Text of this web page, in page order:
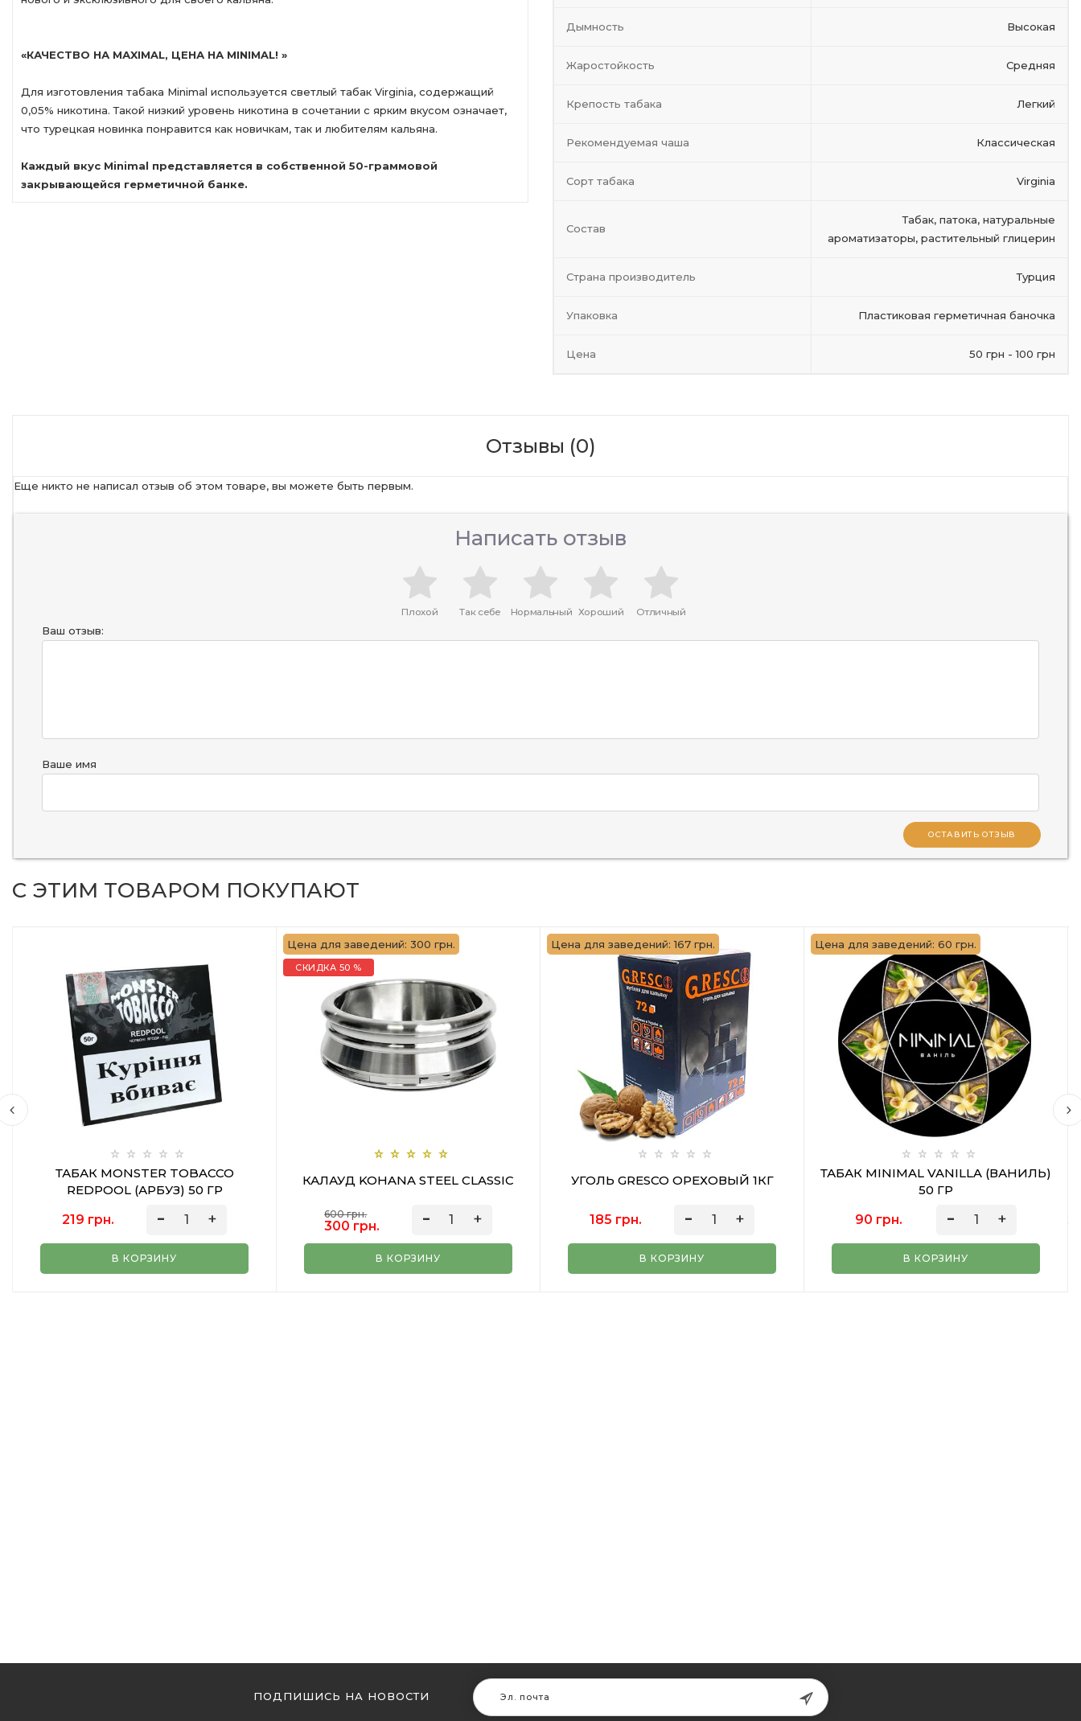
«КАЧЕСТВО НА МАXIMAL, ЦЕНА НА MINIMAL! »
Для изготовления табака Minimal используется светлый табак Virginia, содержащий
0,05% никотина. Такой низкий уровень никотина в сочетании с ярким вкусом означает,
что турецкая новинка понравится как новичкам, так и любителям кальяна.
Каждый вкус Minimal представляется в собственной 50-граммовой
закрывающейся герметичной банке.
Дымность Высокая
Жаростойкость Cредняя
Крепость табака Легкий
Рекомендуемая чаша Классическая
Сорт табака Virginia
Состав
Табак, патока, натуральные
ароматизаторы, растительный глицерин
Страна производитель Турция
Упаковка Пластиковая герметичная баночка
Цена 50 грн - 100 грн
Отзывы (0)
Еще никто не написал отзыв об этом товаре, вы можете быть первым.
Написать отзыв
Плохой Так себе Нормальный Хороший Отличный
Ваш отзыв:
Ваше имя
ОСТАВИТЬ ОТЗЫВ
С ЭТИМ ТОВАРОМ ПОКУПАЮТ
ТАБАК MONSTER TOBACCO
REDPOOL (АРБУЗ) 50 ГР
219 грн.
В КОРЗИНУ
Цена для заведений: 300 грн.
СКИДКА 50 %
КАЛАУД KOHANA STEEL CLASSIC
600 грн.
300 грн.
В КОРЗИНУ
Цена для заведений: 167 грн.
УГОЛЬ GRESCO ОРЕХОВЫЙ 1КГ
185 грн.
В КОРЗИНУ
Цена для заведений: 60 грн.
ТАБАК MINIMAL VANILLA (ВАНИЛЬ)
50 ГР
90 грн.
В КОРЗИНУ
ПОДПИШИСЬ НА НОВОСТИ